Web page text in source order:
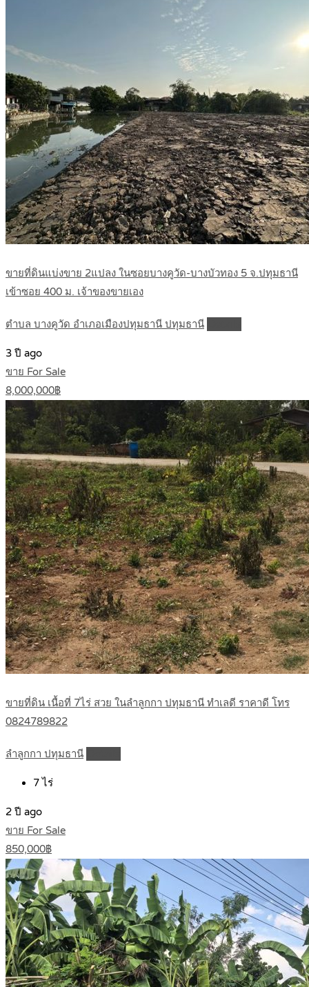
ขายที่ดินแบ่งขาย 2แปลง ในซอยบางคูวัด-บางบัวทอง 5 จ.ปทุมธานี
เข้าซอย 400 ม. เจ้าของขายเอง
ตำบล บางคูวัด อำเภอเมืองปทุมธานี ปทุมธานี
3 ปี ago
ขาย For Sale
8,000,000฿
ขายที่ดิน เนื้อที่ 7ไร่ สวย ในลำลูกกา ปทุมธานี ทำเลดี ราคาดี โทร
0824789822
ลำลูกกา ปทุมธานี
7ไร่
2 ปี ago
ขาย For Sale
850,000฿